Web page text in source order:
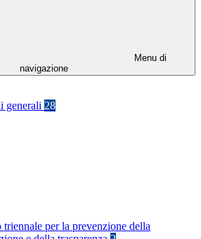
Menu di
navigazione
generali 28
triennale per la prevenzione della